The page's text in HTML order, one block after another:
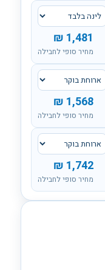
1,481
₪
מחיר סופי לחבילה
1,568
₪
מחיר סופי לחבילה
1,742
₪
מחיר סופי לחבילה